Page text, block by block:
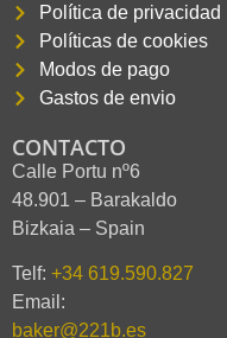
Política de privacidad
Políticas de cookies
Modos de pago
Gastos de envio
CONTACTO
Calle Portu nº6
48.901 – Barakaldo
Bizkaia – Spain
Telf: +34 619.590.827
Email:
baker@221b.es